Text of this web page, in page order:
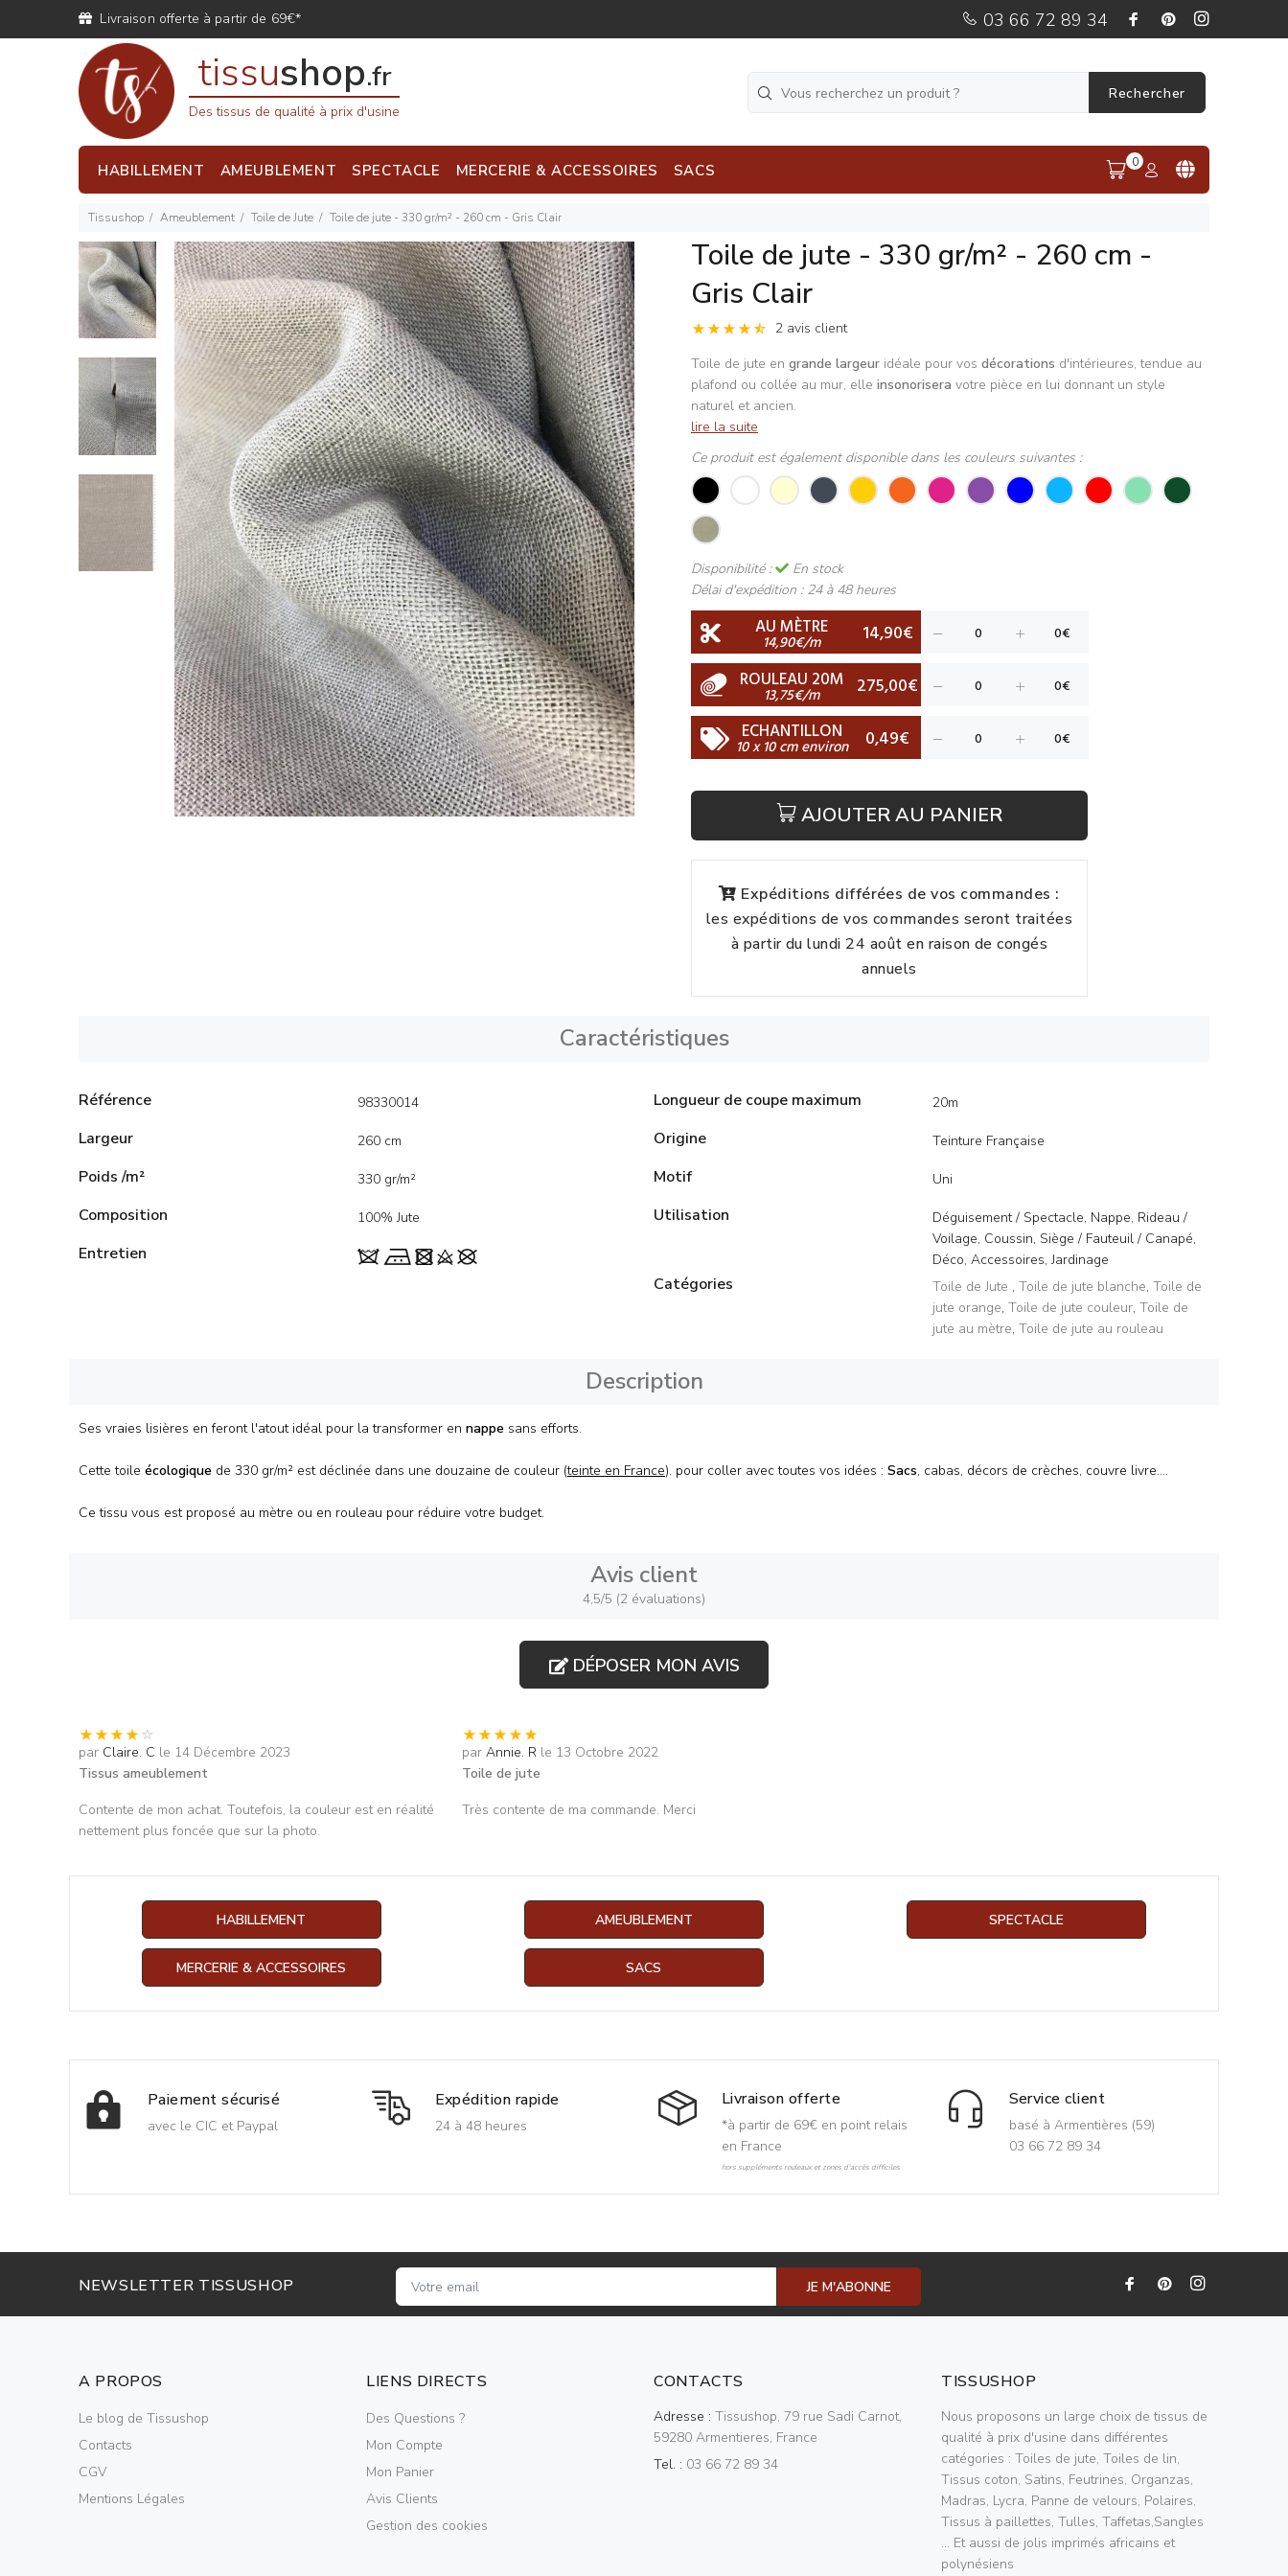
Livraison offerte à partir de 69€* 03 66 72 89 34
tissushop.fr
Des tissus de qualité à prix d'usine
Rechercher
HABILLEMENT AMEUBLEMENT SPECTACLE MERCERIE & ACCESSOIRES SACS 0
Tissushop Ameublement Toile de Jute Toile de jute - 330 gr/m² - 260 cm - Gris Clair
Toile de jute - 330 gr/m² - 260 cm -
Gris Clair
2 avis client
Toile de jute en grande largeur idéale pour vos décorations d'intérieures, tendue au
plafond ou collée au mur, elle insonorisera votre pièce en lui donnant un style
naturel et ancien.
lire la suite
Ce produit est également disponible dans les couleurs suivantes :
Disponibilité :
En stock
Délai d'expédition : 24 à 48 heures
AU MÈTRE
14,90€/m 14,90€
ROULEAU 20M
13,75€/m 275,00€
ECHANTILLON
10 x 10 cm environ 0,49€
AJOUTER AU PANIER
Expéditions différées de vos commandes :
les expéditions de vos commandes seront traitées
à partir du lundi 24 août en raison de congés
annuels
Caractéristiques
Référence 98330014
Largeur 260 cm
Poids /m² 330 gr/m²
Composition 100% Jute
Entretien
Longueur de coupe maximum 20m
Origine Teinture Française
Motif Uni
Utilisation
Déguisement / Spectacle, Nappe, Rideau /
Voilage, Coussin, Siège / Fauteuil / Canapé,
Déco, Accessoires, Jardinage
Catégories Toile de Jute , Toile de jute blanche, Toile de
jute orange, Toile de jute couleur, Toile de
jute au mètre, Toile de jute au rouleau
Description
Ses vraies lisières en feront l'atout idéal pour la transformer en nappe sans efforts.
Cette toile écologique de 330 gr/m² est déclinée dans une douzaine de couleur (teinte en France). pour coller avec toutes vos idées : Sacs, cabas, décors de crèches, couvre livre....
Ce tissu vous est proposé au mètre ou en rouleau pour réduire votre budget.
Avis client
4,5/5 (2 évaluations)
DÉPOSER MON AVIS
par Claire. C le 14 Décembre 2023
Tissus ameublement
Contente de mon achat. Toutefois, la couleur est en réalité
nettement plus foncée que sur la photo.
par Annie. R le 13 Octobre 2022
Toile de jute
Très contente de ma commande. Merci
HABILLEMENT AMEUBLEMENT SPECTACLE
MERCERIE & ACCESSOIRES SACS
Paiement sécurisé
avec le CIC et Paypal
Expédition rapide
24 à 48 heures
Livraison offerte
*à partir de 69€ en point relais
en France
hors suppléments rouleaux et zones d'accès difficiles
Service client
basé à Armentières (59)
03 66 72 89 34
NEWSLETTER TISSUSHOP JE M'ABONNE
A PROPOS
Le blog de Tissushop
Contacts
CGV
Mentions Légales
LIENS DIRECTS
Des Questions ?
Mon Compte
Mon Panier
Avis Clients
Gestion des cookies
CONTACTS
Adresse : Tissushop, 79 rue Sadi Carnot,
59280 Armentieres, France
Tel. : 03 66 72 89 34
TISSUSHOP
Nous proposons un large choix de tissus de
qualité à prix d'usine dans différentes
catégories : Toiles de jute, Toiles de lin,
Tissus coton, Satins, Feutrines, Organzas,
Madras, Lycra, Panne de velours, Polaires,
Tissus à paillettes, Tulles, Taffetas,Sangles
... Et aussi de jolis imprimés africains et
polynésiens